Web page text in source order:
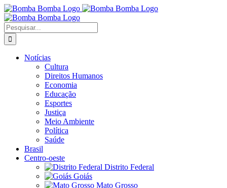
Ir
para
o
conteúdo
Buscar
resultados
para:
Notícias
Cultura
Direitos Humanos
Economia
Educação
Esportes
Justiça
Meio Ambiente
Política
Saúde
Brasil
Centro-oeste
Distrito Federal
Goiás
Mato Grosso